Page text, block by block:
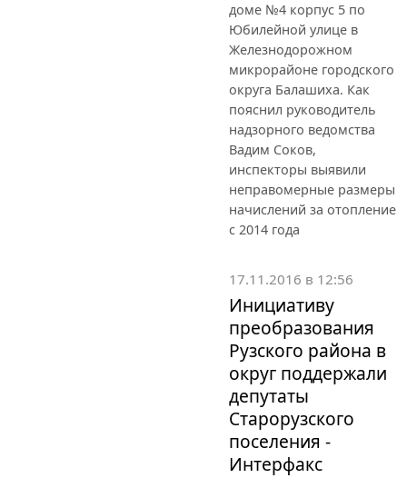
доме №4 корпус 5 по
Юбилейной улице в
Железнодорожном
микрорайоне городского
округа Балашиха. Как
пояснил руководитель
надзорного ведомства
Вадим Соков,
инспекторы выявили
неправомерные размеры
начислений за отопление
с 2014 года
17.11.2016 в 12:56
Инициативу
преобразования
Рузского района в
округ поддержали
депутаты
Старорузского
поселения -
Интерфакс